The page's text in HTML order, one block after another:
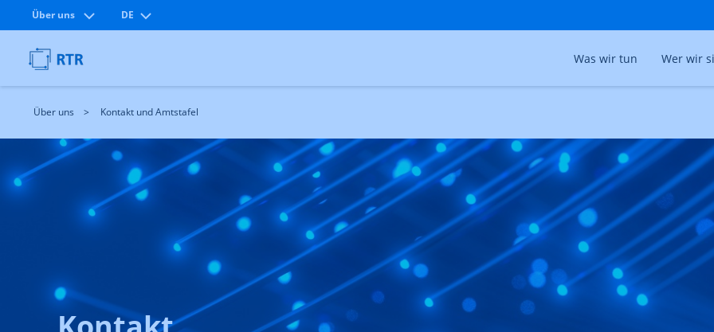
Über uns DE
Was wir tun Wer wir
Über uns Kontakt und Amtstafel